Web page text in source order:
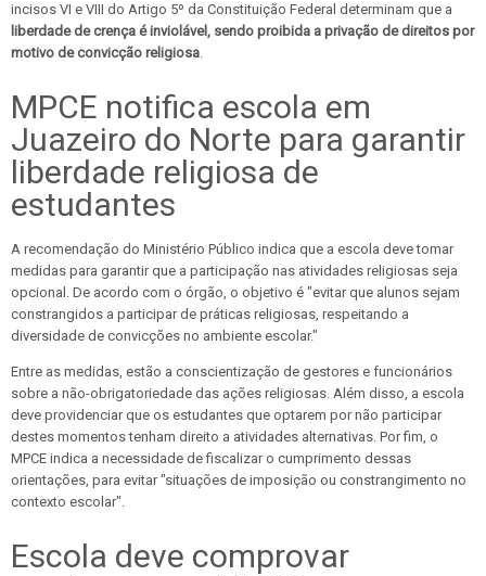
incisos VI e VIII do Artigo 5º da Constituição Federal determinam que a
liberdade de crença é inviolável, sendo proibida a privação de direitos por
motivo de convicção religiosa.
MPCE notifica escola em
Juazeiro do Norte para garantir
liberdade religiosa de
estudantes
A recomendação do Ministério Público indica que a escola deve tomar
medidas para garantir que a participação nas atividades religiosas seja
opcional. De acordo com o órgão, o objetivo é "evitar que alunos sejam
constrangidos a participar de práticas religiosas, respeitando a
diversidade de convicções no ambiente escolar."
Entre as medidas, estão a conscientização de gestores e funcionários
sobre a não-obrigatoriedade das ações religiosas. Além disso, a escola
deve providenciar que os estudantes que optarem por não participar
destes momentos tenham direito a atividades alternativas. Por fim, o
MPCE indica a necessidade de fiscalizar o cumprimento dessas
orientações, para evitar "situações de imposição ou constrangimento no
contexto escolar".
Escola deve comprovar